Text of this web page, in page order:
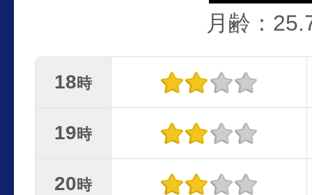
月齢：
18時
19時
20時